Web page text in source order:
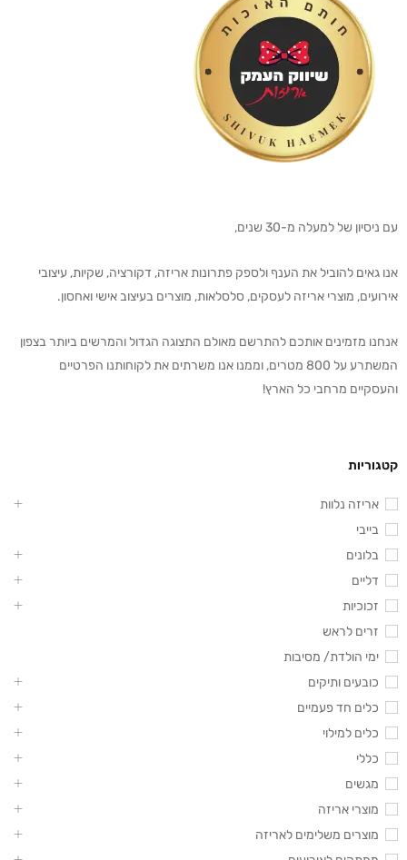
עם ניסיון של למעלה מ-30 שנים,
אנו גאים להוביל את הענף ולספק פתרונות אריזה, דקורציה, שקיות, עיצובי
אירועים, מוצרי אריזה לעסקים, סלסלאות, מוצרים בעיצוב אישי ואחסון.
אנחנו מזמינים אותכם להתרשם מאולם התצוגה הגדול והמרשים ביותר בצפון
המשתרע על 800 מטרים, וממנו אנו משרתים את לקוחותנו הפרטיים
והעסקיים מרחבי כל הארץ!
קטגוריות
אריזה נלוות
בייבי
בלונים
דליים
זכוכיות
זרים לראש
ימי הולדת/ מסיבות
כובעים ותיקים
כלים חד פעמיים
כלים למילוי
כללי
מגשים
מוצרי אריזה
מוצרים משלימים לאריזה